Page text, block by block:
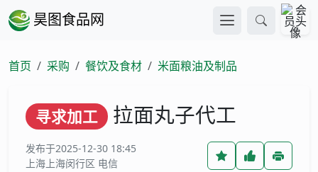
昊图食品网
首页 采购 餐饮及食材 米面粮油及制品
寻求加工 拉面丸子代工
发布于2025-12-30 18:45
上海上海闵行区 电信